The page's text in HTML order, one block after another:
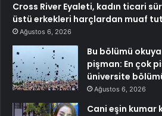
Cross River Eyaleti, kadın ticari
üstü erkekleri harçlardan muaf
Ağustos 6, 2026
Bu bölümü
pişman: En çok
üniversite
Ağustos 6, 2026
Cani eşin